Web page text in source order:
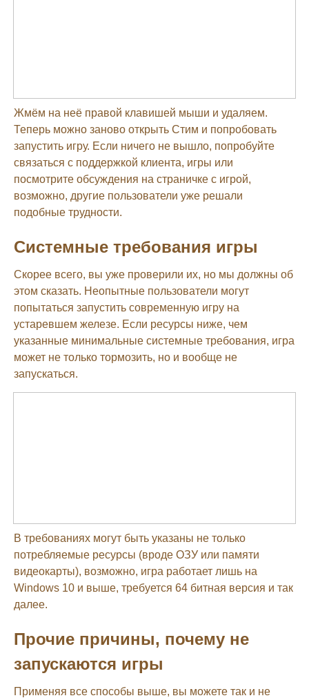
Жмём на неё правой клавишей мыши и удаляем.
Теперь можно заново открыть Стим и попробовать
запустить игру. Если ничего не вышло, попробуйте
связаться с поддержкой клиента, игры или
посмотрите обсуждения на страничке с игрой,
возможно, другие пользователи уже решали
подобные трудности.
Системные требования игры
Скорее всего, вы уже проверили их, но мы должны об
этом сказать. Неопытные пользователи могут
попытаться запустить современную игру на
устаревшем железе. Если ресурсы ниже, чем
указанные минимальные системные требования, игра
может не только тормозить, но и вообще не
запускаться.
В требованиях могут быть указаны не только
потребляемые ресурсы (вроде ОЗУ или памяти
видеокарты), возможно, игра работает лишь на
Windows 10 и выше, требуется 64 битная версия и так
далее.
Прочие причины, почему не
запускаются игры
Применяя все способы выше, вы можете так и не